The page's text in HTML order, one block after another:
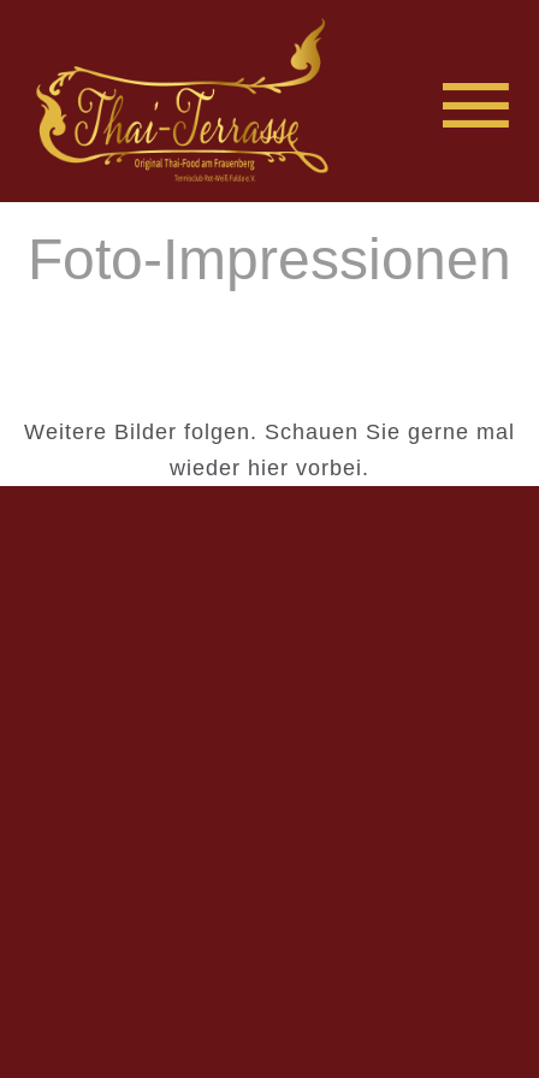
Foto-Impressionen
Weitere Bilder folgen. Schauen Sie gerne mal
wieder hier vorbei.